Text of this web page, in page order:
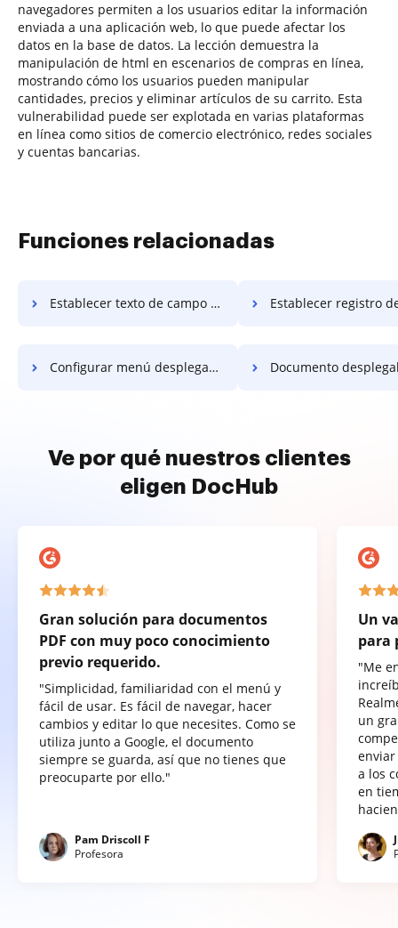
navegadores permiten a los usuarios editar la información
enviada a una aplicación web, lo que puede afectar los
datos en la base de datos. La lección demuestra la
manipulación de html en escenarios de compras en línea,
mostrando cómo los usuarios pueden manipular
cantidades, precios y eliminar artículos de su carrito. Esta
vulnerabilidad puede ser explotada en varias plataformas
en línea como sitios de comercio electrónico, redes sociales
y cuentas bancarias.
Funciones relacionadas
Establecer texto de campo condicional Establecer registro de campo
Configurar menú desplegable pdf Documento desplegable
Ve por qué nuestros clientes
eligen DocHub
Gran solución para documentos
PDF con muy poco conocimiento
previo requerido.
"Simplicidad, familiaridad con el menú y
fácil de usar. Es fácil de navegar, hacer
cambios y editar lo que necesites. Como se
utiliza junto a Google, el documento
siempre se guarda, así que no tienes que
preocuparte por ello."
Pam Driscoll F
Profesora
Un
para
"Me
un
a los
en